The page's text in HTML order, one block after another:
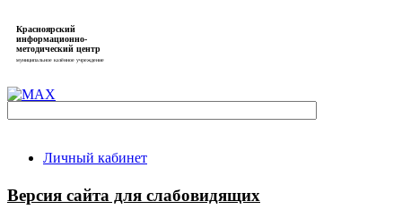
Красноярский
информационно-
методический центр
муниципальное казённое учреждение
Личный кабинет
Версия сайта для слабовидящих